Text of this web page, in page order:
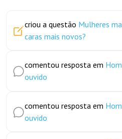
criou a questão Mulheres
caras mais novos?
comentou resposta em
ouvido
comentou resposta em
ouvido